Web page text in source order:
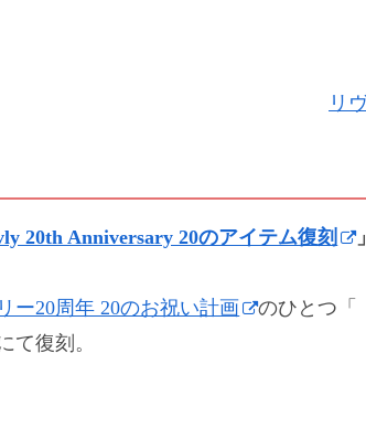
リ
20th Anniversary 20のアイテム復刻 」
ー20周年 20のお祝い計画
のひとつ「
て復刻。